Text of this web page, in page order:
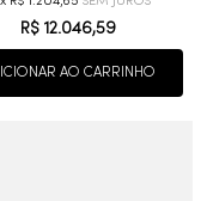
R$ 12.046,59
AO CARRINHO